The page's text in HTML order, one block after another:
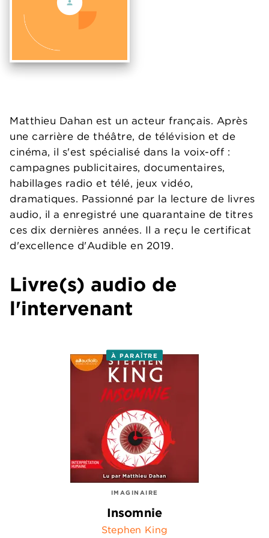
Matthieu Dahan est un acteur français. Après
une carrière de théâtre, de télévision et de
cinéma, il s'est spécialisé dans la voix-off :
campagnes publicitaires, documentaires,
habillages radio et télé, jeux vidéo,
dramatiques. Passionné par la lecture de livres
audio, il a enregistré une quarantaine de titres
ces dix dernières années. Il a reçu le certificat
d'excellence d'Audible en 2019.
Livre(s) audio de
l'intervenant
À PARAÎTRE
IMAGINAIRE
Insomnie
Stephen King